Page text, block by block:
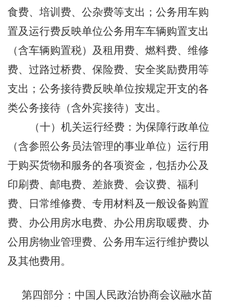
食费、培训费、公杂费等支出；公务用车购
置及运行费反映单位公务用车车辆购置支出
（含车辆购置税）及租用费、燃料费、维修
费、过路过桥费、保险费、安全奖励费用等
支出；公务接待费反映单位按规定开支的各
类公务接待（含外宾接待）支出。
（十）机关运行经费：为保障行政单位
（含参照公务员法管理的事业单位）运行用
于购买货物和服务的各项资金，包括办公及
印刷费、邮电费、差旅费、会议费、福利
费、日常维修费、专用材料及一般设备购置
费、办公用房水电费、办公用房取暖费、办
公用房物业管理费、公务用车运行维护费以
及其他费用。
第四部分：中国人民政治协商会议融水苗